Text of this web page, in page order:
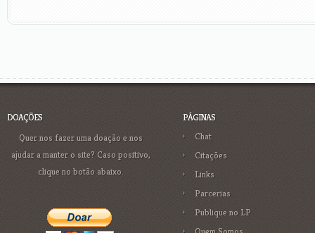
DOAÇÕES
Quer nos fazer uma doação e nos
ajudar a manter o site? Caso positivo,
clique no botão abaixo.
PÁGINAS
Chat
Citações
Links
Parcerias
Publique no LP